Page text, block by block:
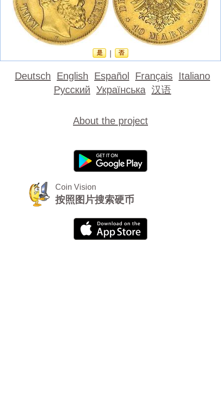
是 否
Deutsch English Español Français Italiano
Русский Українська 汉语
About the project
Coin Vision
按照图片搜索硬币